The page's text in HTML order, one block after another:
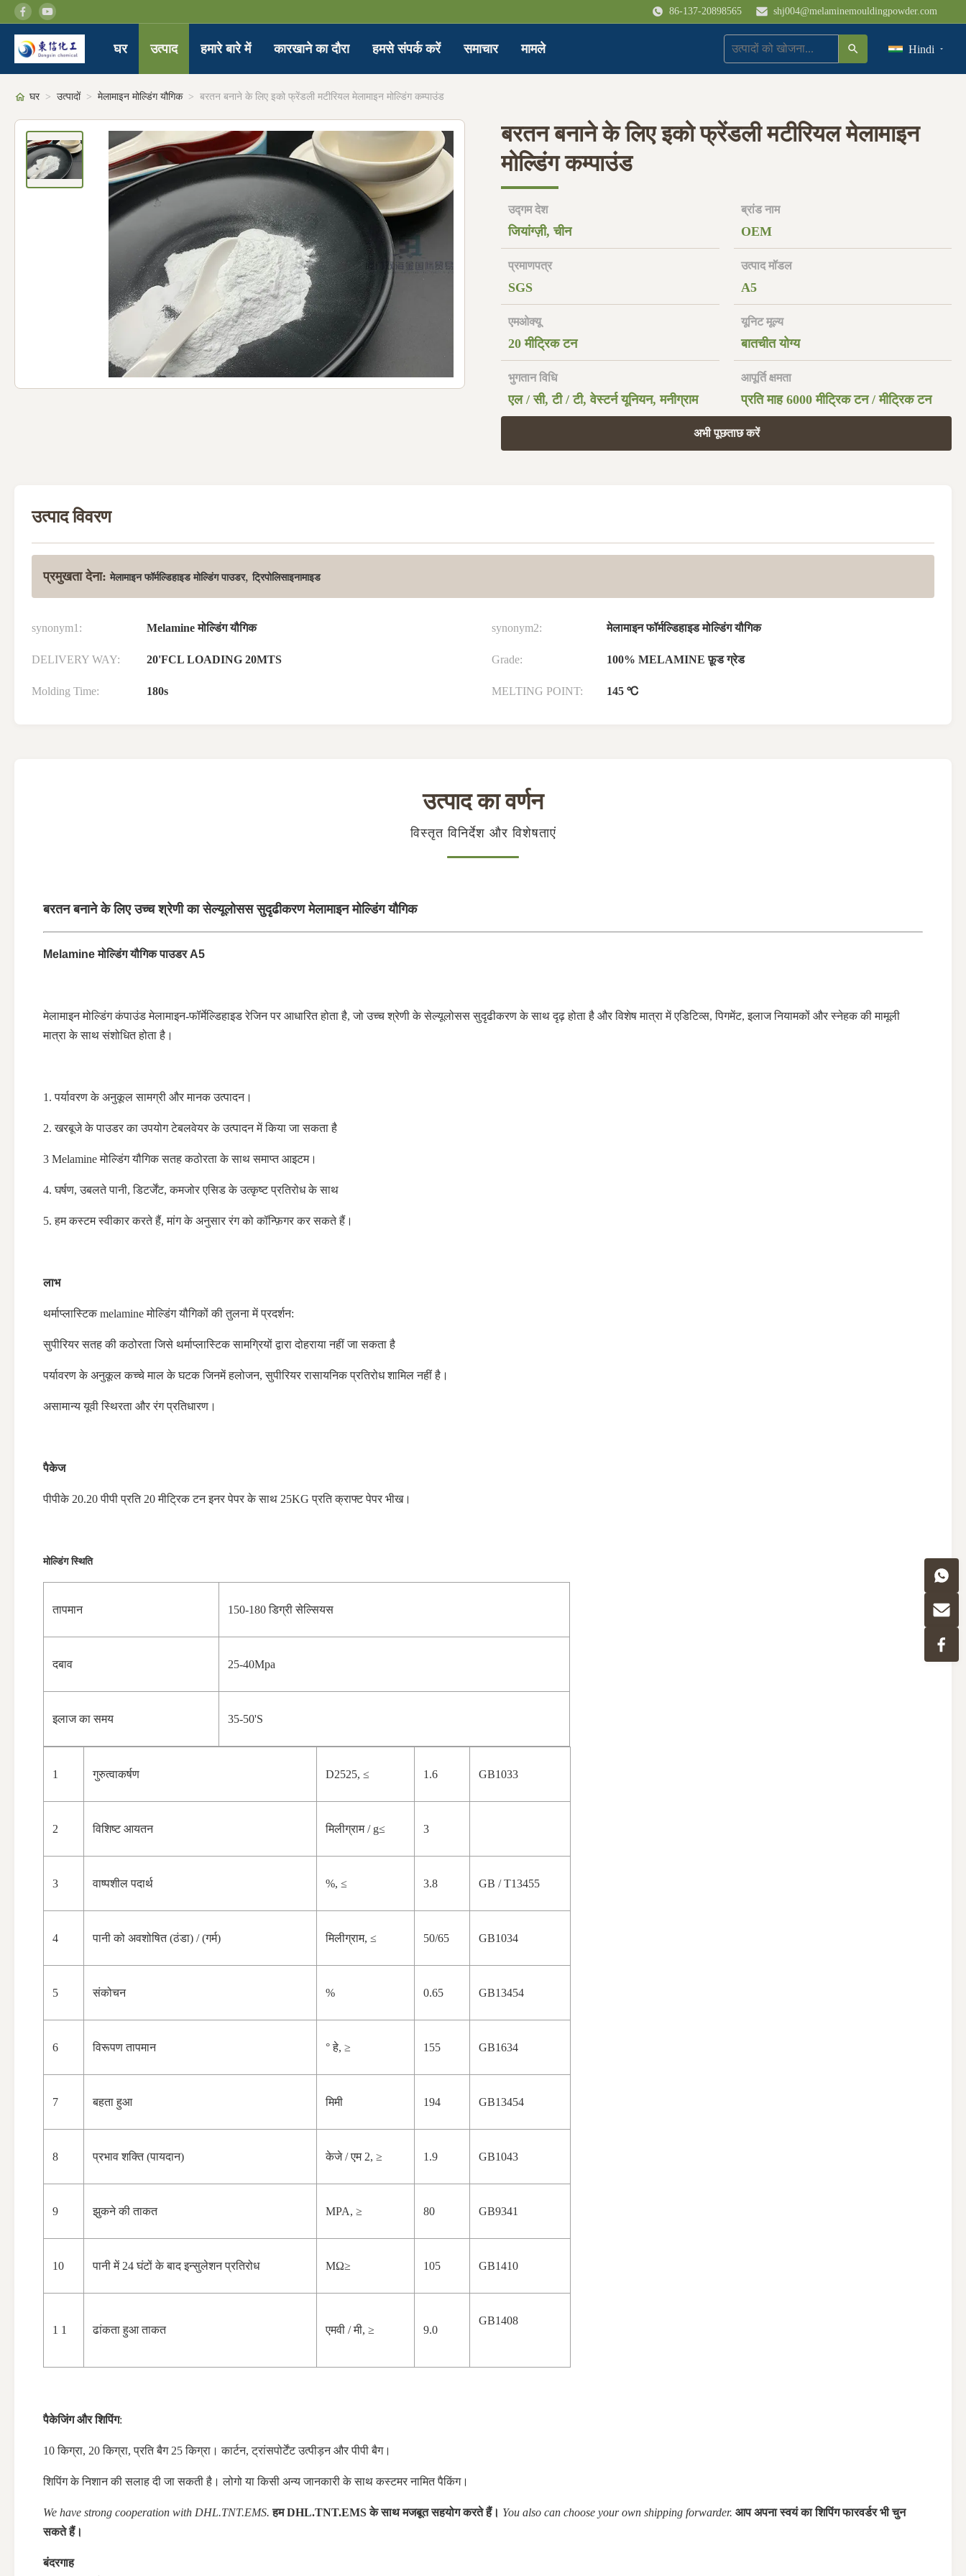
86-137-20898565 shj004@melaminemouldingpowder.com
घर उत्पाद हमारे बारे में कारखाने का दौरा हमसे संपर्क करें समाचार मामले Hindi
घर > उत्पादों > मेलामाइन मोल्डिंग यौगिक > बरतन बनाने के लिए इको फ्रेंडली मटीरियल मेलामाइन मोल्डिंग कम्पाउंड
बरतन बनाने के लिए इको फ्रेंडली मटीरियल मेलामाइन
मोल्डिंग कम्पाउंड
उद्गम देश
जियांग्ज़ी, चीन
ब्रांड नाम
OEM
प्रमाणपत्र
SGS
उत्पाद मॉडल
A5
एमओक्यू
20 मीट्रिक टन
यूनिट मूल्य
बातचीत योग्य
भुगतान विधि
एल / सी, टी / टी, वेस्टर्न यूनियन, मनीग्राम
आपूर्ति क्षमता
प्रति माह 6000 मीट्रिक टन / मीट्रिक टन
अभी पूछताछ करें
उत्पाद विवरण
प्रमुखता देना: मेलामाइन फॉर्मल्डिहाइड मोल्डिंग पाउडर,ट्रिपोलिसाइनामाइड
synonym1: Melamine मोल्डिंग यौगिक synonym2: मेलामाइन फॉर्मल्डिहाइड मोल्डिंग यौगिक
DELIVERY WAY: 20'FCL LOADING 20MTS Grade: 100% MELAMINE फ़ूड ग्रेड
Molding Time: 180s MELTING POINT: 145 ℃
उत्पाद का वर्णन
विस्तृत विनिर्देश और विशेषताएं
बरतन बनाने के लिए उच्च श्रेणी का सेल्यूलोसस सुदृढीकरण मेलामाइन मोल्डिंग यौगिक
Melamine मोल्डिंग यौगिक पाउडर A5
मेलामाइन मोल्डिंग कंपाउंड मेलामाइन-फॉर्मेल्डिहाइड रेजिन पर आधारित होता है, जो उच्च श्रेणी के सेल्यूलोसस सुदृढीकरण के साथ दृढ़ होता है और विशेष मात्रा में एडिटिव्स, पिगमेंट, इलाज नियामकों और स्नेहक की मामूली
मात्रा के साथ संशोधित होता है।
1. पर्यावरण के अनुकूल सामग्री और मानक उत्पादन।
2. खरबूजे के पाउडर का उपयोग टेबलवेयर के उत्पादन में किया जा सकता है
3 Melamine मोल्डिंग यौगिक सतह कठोरता के साथ समाप्त आइटम।
4. घर्षण, उबलते पानी, डिटर्जेंट, कमजोर एसिड के उत्कृष्ट प्रतिरोध के साथ
5. हम कस्टम स्वीकार करते हैं, मांग के अनुसार रंग को कॉन्फ़िगर कर सकते हैं।
लाभ
थर्माप्लास्टिक melamine मोल्डिंग यौगिकों की तुलना में प्रदर्शन:
सुपीरियर सतह की कठोरता जिसे थर्माप्लास्टिक सामग्रियों द्वारा दोहराया नहीं जा सकता है
पर्यावरण के अनुकूल कच्चे माल के घटक जिनमें हलोजन, सुपीरियर रासायनिक प्रतिरोध शामिल नहीं है।
असामान्य यूवी स्थिरता और रंग प्रतिधारण।
पैकेज
पीपीके 20.20 पीपी प्रति 20 मीट्रिक टन इनर पेपर के साथ 25KG प्रति क्राफ्ट पेपर भीख।
मोल्डिंग स्थिति
तापमान 150-180 डिग्री सेल्सियस
दबाव 25-40Mpa
इलाज का समय 35-50'S
1 गुरुत्वाकर्षण D2525, ≤ 1.6 GB1033
2 विशिष्ट आयतन मिलीग्राम / g≤ 3
3 वाष्पशील पदार्थ %, ≤ 3.8 GB / T13455
4 पानी को अवशोषित (ठंडा) / (गर्म) मिलीग्राम, ≤ 50/65 GB1034
5 संकोचन % 0.65 GB13454
6 विरूपण तापमान ° हे, ≥ 155 GB1634
7 बहता हुआ मिमी 194 GB13454
8 प्रभाव शक्ति (पायदान) केजे / एम 2, ≥ 1.9 GB1043
9 झुकने की ताकत MPA, ≥ 80 GB9341
10 पानी में 24 घंटों के बाद इन्सुलेशन प्रतिरोध MΩ≥ 105 GB1410
1 1 ढांकता हुआ ताकत एमवी / मी, ≥ 9.0
GB1408
पैकेजिंग और शिपिंग:
10 किग्रा, 20 किग्रा, प्रति बैग 25 किग्रा। कार्टन, ट्रांसपोर्टेंट उत्पीड़न और पीपी बैग।
शिपिंग के निशान की सलाह दी जा सकती है। लोगो या किसी अन्य जानकारी के साथ कस्टमर नामित पैकिंग।
We have strong cooperation with DHL.TNT.EMS. हम DHL.TNT.EMS के साथ मजबूत सहयोग करते हैं। You also can choose your own shipping forwarder. आप अपना स्वयं का शिपिंग फारवर्डर भी चुन
सकते हैं।
बंदरगाह